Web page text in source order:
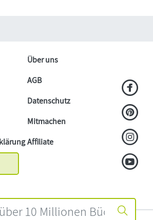
Über uns
AGB
Datenschutz
Mitmachen
Affiliate